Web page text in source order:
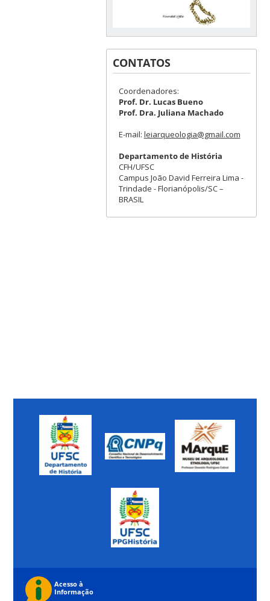
CONTATOS
Coordenadores:
Prof. Dr. Lucas Bueno
Prof. Dra. Juliana Machado
E-mail: leiarqueologia@gmail.com
Departamento de História
CFH/UFSC
Campus João David Ferreira Lima -
Trindade - Florianópolis/SC –
BRASIL